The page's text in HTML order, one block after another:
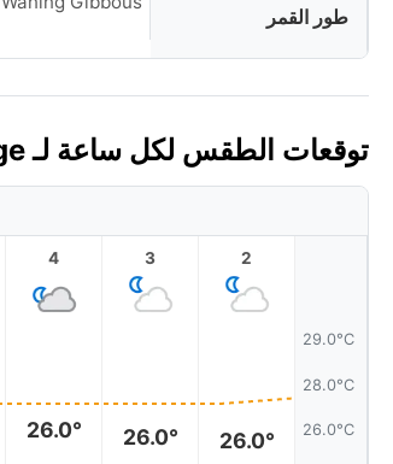
طور القمر
توقعات الطقس لكل ساعة لـ Tumaseu Village، توفالو اليوم 🇹🇻
29.0°C
28.0°C
26.0°C
2
26.0°
3
26.0°
4
26.0°